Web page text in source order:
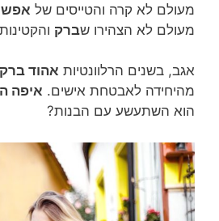
מעולם לא קרה והטייסים של
מעולם לא הצהירו שברק
אגב, בשנים הרלוונטיות אהוד ברק
מהיחידה לאבטחת אישים. איפה
הוא השתעשע עם הבנות?